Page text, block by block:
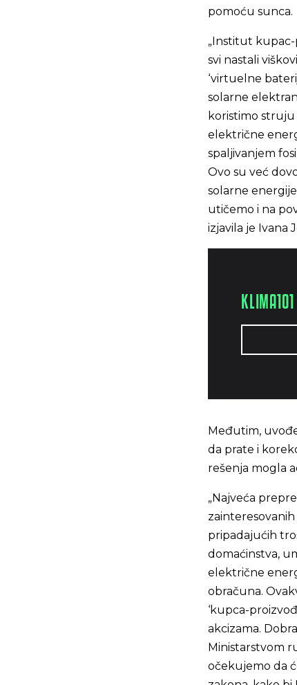
pomoću sunca.
„Institut
svi nastali
‘virtuelne
solarne
koristimo struju
električne
spaljivanjem
Ovo su već
solarne
utičemo i na
izjavila je Ivana
Međutim,
da prate i
rešenja mogla
„Najveća
pripadajućih
domaćinstva,
električne
obračuna.
‘kupca-
akcizama.
Ministarstvom
očekujemo da